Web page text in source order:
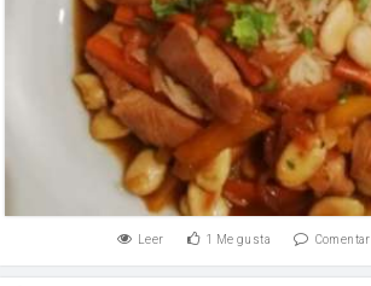
Leer 1 Me gusta Comentar